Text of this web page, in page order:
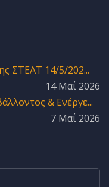
ΣΤΕΑΤ 14/5/202...
14 Μαΐ 2026
& Ενέργε...
7 Μαΐ 2026